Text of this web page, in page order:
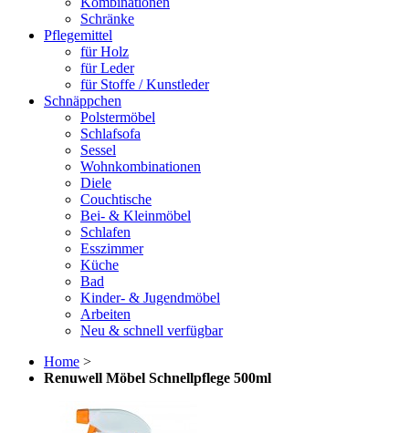
Schränke
Pflegemittel
für Holz
für Leder
für Stoffe / Kunstleder
Schnäppchen
Polstermöbel
Schlafsofa
Sessel
Wohnkombinationen
Diele
Couchtische
Bei- & Kleinmöbel
Schlafen
Esszimmer
Küche
Bad
Kinder- & Jugendmöbel
Arbeiten
Neu & schnell verfügbar
Home >
Renuwell Möbel Schnellpflege 500ml